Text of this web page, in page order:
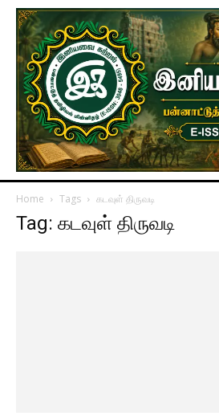
Home Tags கடவுள் திருவடி
Tag: கடவுள் திருவடி